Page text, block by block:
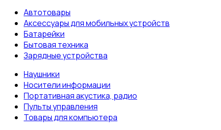
Автотовары
Аксессуары для мобильных устройств
Батарейки
Бытовая техника
Зарядные устройства
Наушники
Носители информации
Портативная акустика, радио
Пульты управления
Товары для компьютера